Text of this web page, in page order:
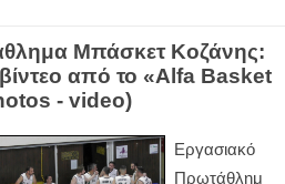
Μπάσκετ Κοζάνης:
από το «Alfa Basket
- video)
Εργασιακό
Πρωτάθλημ